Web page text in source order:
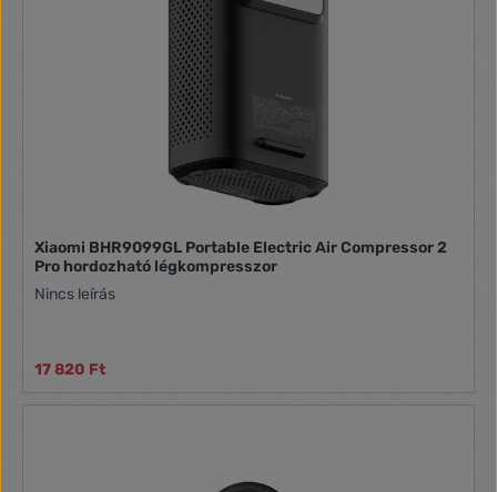
Xiaomi BHR9099GL Portable Electric Air Compressor 2
Pro hordozható légkompresszor
Nincs leírás
17 820 Ft